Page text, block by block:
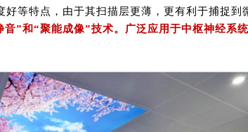
等特点，由于其扫描层更薄，更有利于捕捉
”和“聚能成像”技术。广泛应用于中枢神经系